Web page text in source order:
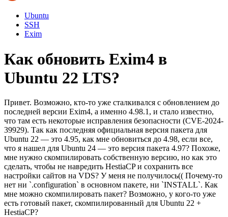
Ubuntu
SSH
Exim
Как обновить Exim4 в
Ubuntu 22 LTS?
Привет. Возможно, кто-то уже сталкивался с обновлением до
последней версии Exim4, а именно 4.98.1, и стало известно,
что там есть некоторые исправления безопасности (CVE-2024-
39929). Так как последняя официальная версия пакета для
Ubuntu 22 — это 4.95, как мне обновиться до 4.98, если все,
что я нашел для Ubuntu 24 — это версия пакета 4.97? Похоже,
мне нужно скомпилировать собственную версию, но как это
сделать, чтобы не навредить HestiaCP и сохранить все
настройки сайтов на VDS? У меня не получилось(( Почему-то
нет ни `.configuration` в основном пакете, ни `INSTALL`. Как
мне можно скомпилировать пакет? Возможно, у кого-то уже
есть готовый пакет, скомпилированный для Ubuntu 22 +
HestiaCP?